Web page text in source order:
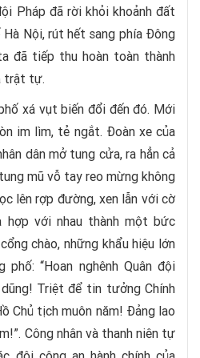
Pháp đã rời khỏi khoảnh đất
Hà Nội, rút hết sang phía Đông
đã tiếp thu hoàn toàn thành
trật tự.
xá vụt biến đổi đến đó. Mới
im lìm, tẻ ngắt. Đoàn xe của
dân mở tung cửa, ra hẳn cả
mũ vỗ tay reo mừng không
lên rợp đường, xen lẫn với cờ
hợp với nhau thành một bức
chào, những khẩu hiệu lớn
phố: “Hoan nghênh Quân đội
Triệt để tin tưởng Chính
Chủ tịch muôn năm! Đảng lao
Công nhân và thanh niên tự